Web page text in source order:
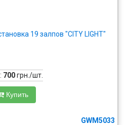
19 залпов "CITY LIGHT"
700грн./шт.
Купить
GWM5033